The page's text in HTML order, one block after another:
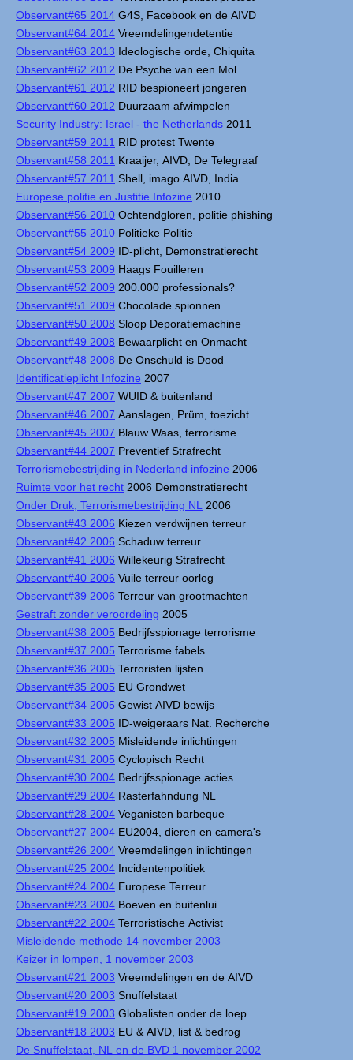
Observant#65 2014 G4S, Facebook en de AIVD
Observant#64 2014 Vreemdelingendetentie
Observant#63 2013 Ideologische orde, Chiquita
Observant#62 2012 De Psyche van een Mol
Observant#61 2012 RID bespioneert jongeren
Observant#60 2012 Duurzaam afwimpelen
Security Industry: Israel - the Netherlands 2011
Observant#59 2011 RID protest Twente
Observant#58 2011 Kraaijer, AIVD, De Telegraaf
Observant#57 2011 Shell, imago AIVD, India
Europese politie en Justitie Infozine 2010
Observant#56 2010 Ochtendgloren, politie phishing
Observant#55 2010 Politieke Politie
Observant#54 2009 ID-plicht, Demonstratierecht
Observant#53 2009 Haags Fouilleren
Observant#52 2009 200.000 professionals?
Observant#51 2009 Chocolade spionnen
Observant#50 2008 Sloop Deporatiemachine
Observant#49 2008 Bewaarplicht en Onmacht
Observant#48 2008 De Onschuld is Dood
Identificatieplicht Infozine 2007
Observant#47 2007 WUID & buitenland
Observant#46 2007 Aanslagen, Prüm, toezicht
Observant#45 2007 Blauw Waas, terrorisme
Observant#44 2007 Preventief Strafrecht
Terrorismebestrijding in Nederland infozine 2006
Ruimte voor het recht 2006 Demonstratierecht
Onder Druk, Terrorismebestrijding NL
2006
Observant#43 2006 Kiezen verdwijnen terreur
Observant#42 2006 Schaduw terreur
Observant#41 2006 Willekeurig Strafrecht
Observant#40 2006 Vuile terreur oorlog
Observant#39 2006 Terreur van grootmachten
Gestraft zonder veroordeling 2005
Observant#38 2005 Bedrijfsspionage terrorisme
Observant#37 2005 Terrorisme fabels
Observant#36 2005 Terroristen lijsten
Observant#35 2005 EU Grondwet
Observant#34 2005 Gewist AIVD bewijs
Observant#33 2005 ID-weigeraars Nat. Recherche
Observant#32 2005 Misleidende inlichtingen
Observant#31 2005 Cyclopisch Recht
Observant#30 2004 Bedrijfsspionage acties
Observant#29 2004 Rasterfahndung NL
Observant#28 2004 Veganisten barbeque
Observant#27 2004 EU2004, dieren en camera's
Observant#26 2004 Vreemdelingen inlichtingen
Observant#25 2004 Incidentenpolitiek
Observant#24 2004 Europese Terreur
Observant#23 2004 Boeven en buitenlui
Observant#22 2004 Terroristische Activist
Misleidende methode 14 november 2003
Keizer in lompen, 1 november 2003
Observant#21 2003 Vreemdelingen en de AIVD
Observant#20 2003 Snuffelstaat
Observant#19 2003 Globalisten onder de loep
Observant#18 2003 EU & AIVD, list & bedrog
De Snuffelstaat, NL en de BVD 1 november 2002